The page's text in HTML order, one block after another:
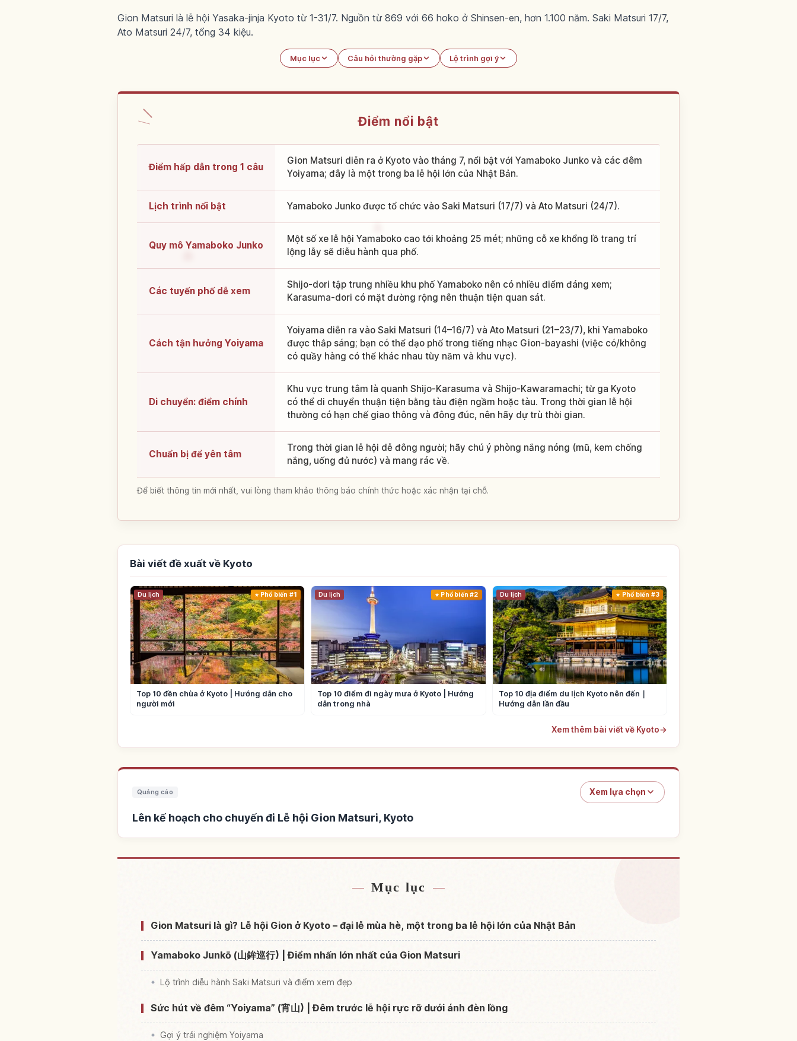
Gion Matsuri là lễ hội Yasaka-jinja Kyoto từ 1-31/7. Nguồn từ 869 với 66 hoko ở Shinsen-en, hơn 1.100 năm. Saki Matsuri 17/7,
Ato Matsuri 24/7, tổng 34 kiệu.
Mục lục Câu hỏi thường gặp Lộ trình gợi ý
Điểm nổi bật
Điểm hấp dẫn trong 1 câu
Gion Matsuri diễn ra ở Kyoto vào tháng 7, nổi bật với Yamaboko Junko và các đêm
Yoiyama; đây là một trong ba lễ hội lớn của Nhật Bản.
Lịch trình nổi bật Yamaboko Junko được tổ chức vào Saki Matsuri (17/7) và Ato Matsuri (24/7).
Quy mô Yamaboko Junko
Một số xe lễ hội Yamaboko cao tới khoảng 25 mét; những cỗ xe khổng lồ trang trí
lộng lẫy sẽ diễu hành qua phố.
Các tuyến phố dễ xem
Shijo-dori tập trung nhiều khu phố Yamaboko nên có nhiều điểm đáng xem;
Karasuma-dori có mặt đường rộng nên thuận tiện quan sát.
Cách tận hưởng Yoiyama
Yoiyama diễn ra vào Saki Matsuri (14–16/7) và Ato Matsuri (21–23/7), khi Yamaboko
được thắp sáng; bạn có thể dạo phố trong tiếng nhạc Gion-bayashi (việc có/không
có quầy hàng có thể khác nhau tùy năm và khu vực).
Di chuyển: điểm chính
Khu vực trung tâm là quanh Shijo-Karasuma và Shijo-Kawaramachi; từ ga Kyoto
có thể di chuyển thuận tiện bằng tàu điện ngầm hoặc tàu. Trong thời gian lễ hội
thường có hạn chế giao thông và đông đúc, nên hãy dự trù thời gian.
Chuẩn bị để yên tâm
Trong thời gian lễ hội dễ đông người; hãy chú ý phòng nắng nóng (mũ, kem chống
nắng, uống đủ nước) và mang rác về.
Để biết thông tin mới nhất, vui lòng tham khảo thông báo chính thức hoặc xác nhận tại chỗ.
Bài viết đề xuất về Kyoto
Du lịch Phổ biến #1
Top 10 đền chùa ở Kyoto | Hướng dẫn cho
người mới
Du lịch Phổ biến #2
Top 10 điểm đi ngày mưa ở Kyoto | Hướng
dẫn trong nhà
Du lịch Phổ biến #3
Top 10 địa điểm du lịch Kyoto nên đến｜
Hướng dẫn lần đầu
Xem thêm bài viết về Kyoto→
Quảng cáo Xem lựa chọn
Lên kế hoạch cho chuyến đi Lễ hội Gion Matsuri, Kyoto
Mục lục
Gion Matsuri là gì? Lễ hội Gion ở Kyoto – đại lễ mùa hè, một trong ba lễ hội lớn của Nhật Bản
Yamaboko Junkō (山鉾巡行) | Điểm nhấn lớn nhất của Gion Matsuri
Lộ trình diễu hành Saki Matsuri và điểm xem đẹp
Sức hút về đêm “Yoiyama” (宵山) | Đêm trước lễ hội rực rỡ dưới ánh đèn lồng
Gợi ý trải nghiệm Yoiyama